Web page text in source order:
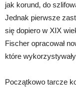
jak korund, do
Jednak pierwsze
się dopiero w XIX
Fischer opracował
które
Początkowo tarcze